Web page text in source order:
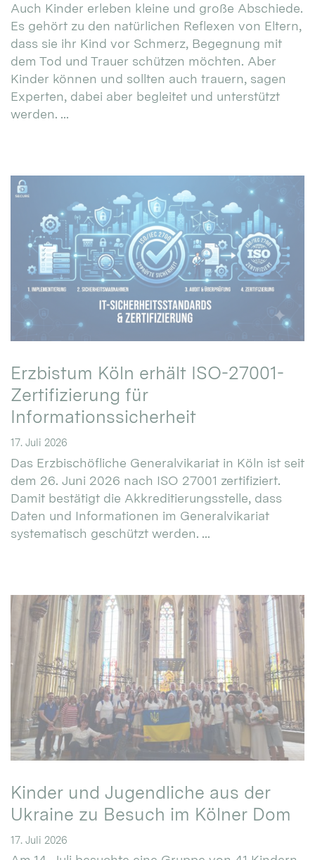
Auch Kinder erleben kleine und große Abschiede.
Es gehört zu den natürlichen Reflexen von Eltern,
dass sie ihr Kind vor Schmerz, Begegnung mit
dem Tod und Trauer schützen möchten. Aber
Kinder können und sollten auch trauern, sagen
Experten, dabei aber begleitet und unterstützt
werden. ...
Erzbistum Köln erhält ISO-27001-
Zertifizierung für
Informationssicherheit
17. Juli 2026
Das Erzbischöfliche Generalvikariat in Köln ist seit
dem 26. Juni 2026 nach ISO 27001 zertifiziert.
Damit bestätigt die Akkreditierungsstelle, dass
Daten und Informationen im Generalvikariat
systematisch geschützt werden. ...
Kinder und Jugendliche aus der
Ukraine zu Besuch im Kölner Dom
17. Juli 2026